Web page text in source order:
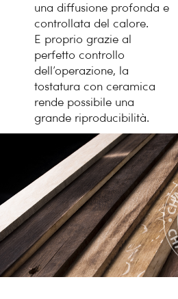
una diffusione profonda e
controllata del calore.
E proprio grazie al
perfetto controllo
dell’operazione, la
tostatura con ceramica
rende possibile una
grande riproducibilità.